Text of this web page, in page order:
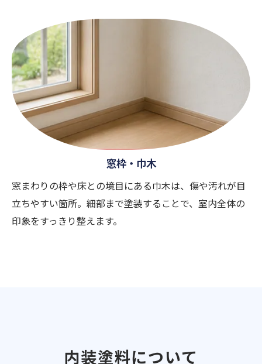
窓枠・巾木
窓まわりの枠や床との境目にある巾木は、傷や汚れが目
立ちやすい箇所。細部まで塗装することで、室内全体の
印象をすっきり整えます。
内装塗料について